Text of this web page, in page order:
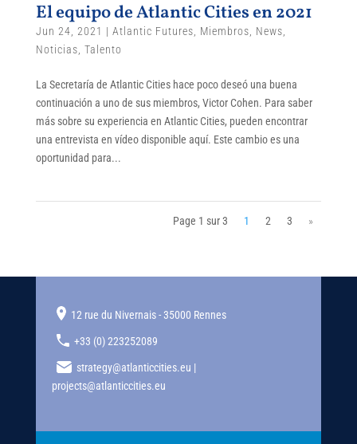
El equipo de Atlantic Cities en 2021
Jun 24, 2021 | Atlantic Futures, Miembros, News,
Noticias, Talento
La Secretaría de Atlantic Cities hace poco deseó una buena
continuación a uno de sus miembros, Victor Cohen. Para saber
más sobre su experiencia en Atlantic Cities, pueden encontrar
una entrevista en vídeo disponible aquí. Este cambio es una
oportunidad para...
Page 1 sur 3 1 2 3 »
12 rue du Nivernais - 35000 Rennes
+33 (0) 223252089
strategy@atlanticcities.eu |
projects@atlanticcities.eu